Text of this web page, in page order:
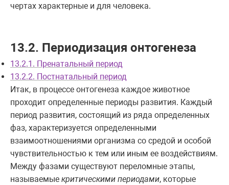
чертах характерные и для человека.
13.2. Периодизация онтогенеза
13.2.1. Пренатальный период
13.2.2. Постнатальный период
Итак, в процессе онтогенеза каждое животное
проходит определенные периоды развития. Каждый
период развития, состоящий из ряда определенных
фаз, характеризуется определенными
взаимоотношениями организма со средой и особой
чувствительностью к тем или иным ее воздействиям.
Между фазами существуют переломные этапы,
называемые критическими периодами, которые